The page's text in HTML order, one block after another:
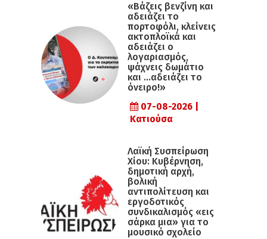
«Βάζεις βενζίνη και
αδειάζει το
πορτοφόλι, κλείνεις
ακτοπλοϊκά και
αδειάζει ο
λογαριασμός,
ψάχνεις δωμάτιο
και …αδειάζει το
όνειρο!»
07-08-2026 |
Κατιούσα
Λαϊκή Συσπείρωση
Χίου: Κυβέρνηση,
δημοτική αρχή,
βολική
αντιπολίτευση και
εργοδοτικός
συνδικαλισμός «εις
σάρκα μια» για το
μουσικό σχολείο